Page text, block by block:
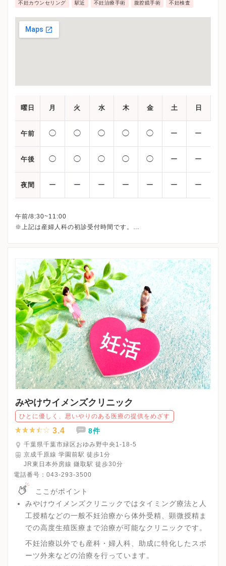
不妊カウンセリング 駅近 不妊治療手術 腹腔鏡手術 不妊検査
曜日 月 火 水 木 金 土 日
午前 ◯ ◯ ◯ ◯ ◯ ー ー
午後 ◯ ◯ ◯ ◯ ◯ ー ー
夜間 ー ー ー ー ー ー ー
午前/8:30~11:00
※上記は産婦人科の初診受付時間です。
※詳細はクリニックHPを確認、または直接お問い合わせくださ
みやけウイメンズクリニック
ひとに優しく、思いやりのある医療の提供をめざす
3.4 8件
千葉県千葉市緑区おゆみ野中央1-18-5
京成千原線 学園前駅 徒歩1分
JR東日本外房線 鎌取駅 徒歩30分
電話番号： 043-293-3500
ここがポイント
みやけウイメンズクリニックではタイミング療法と人
工授精などの一般不妊治療から体外受精、顕微授精ま
での高度生殖医療まで治療が可能なクリニックです。
不妊治療以外でも産科・婦人科、助成に特化したスポ
ーツ外来などの治療を行っています。